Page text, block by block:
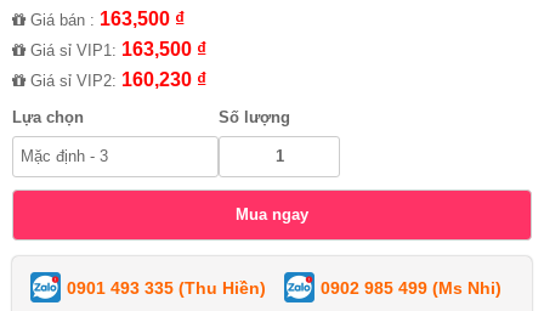
Giá bán : 163,500 ₫
Giá sỉ VIP1: 163,500 ₫
Giá sỉ VIP2: 160,230 ₫
Lựa chọn Số lượng
0901 493 335 (Thu Hiền) 0902 985 499 (Ms Nhi)